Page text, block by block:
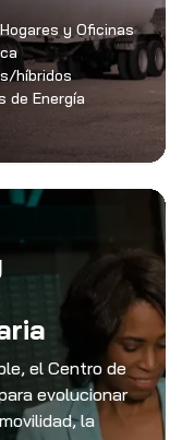
y Oficinas
híbridos
de Energía
el Centro de
evolucionar
la